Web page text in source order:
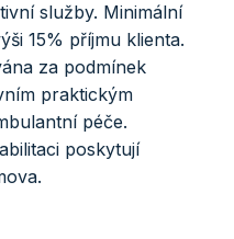
služby. Minimální
15% příjmu klienta.
za podmínek
praktickým
péče.
poskytují